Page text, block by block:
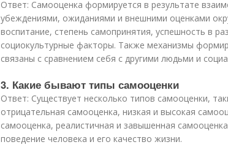
Ответ: Самооценка формируется в результате
убеждениями, ожиданиями и внешними оценками
воспитание, степень самопринятия, успешность в
социокультурные факторы. Также механизмы
связаны с сравнением себя с другими людьми и
3. Какие бывают типы самооценки
Ответ: Существует несколько типов самооценки,
отрицательная самооценка, низкая и высокая
самооценка, реалистичная и завышенная
поведение человека и его качество жизни.